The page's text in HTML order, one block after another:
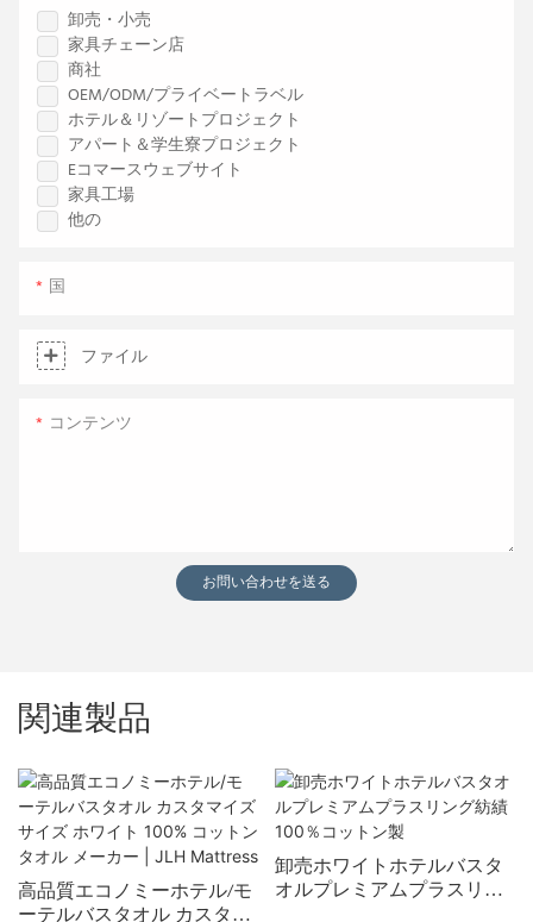
卸売・小売
家具チェーン店
商社
OEM/ODM/プライベートラベル
ホテル＆リゾートプロジェクト
アパート＆学生寮プロジェクト
Eコマースウェブサイト
家具工場
他の
国
ファイル
コンテンツ
お問い合わせを送る
関連製品
高品質エコノミーホテル/モ
ーテルバスタオル カスタマ
卸売ホワイトホテルバスタ
オルプレミアムプラスリン